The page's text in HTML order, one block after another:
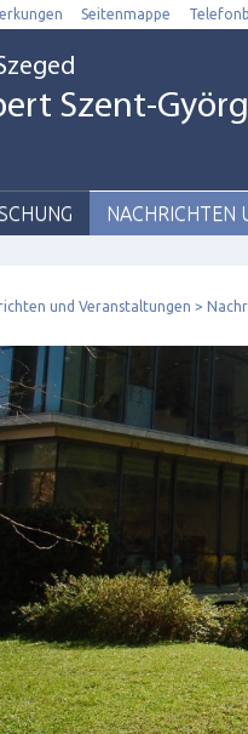
Seitenmappe
Szent-
NACHRICHTEN
und Veranstaltungen